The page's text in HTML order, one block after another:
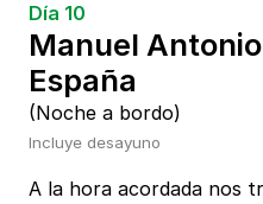
Día 10
Manuel
España
(Noche a bordo)
Incluye desayuno
A la hora acordada nos